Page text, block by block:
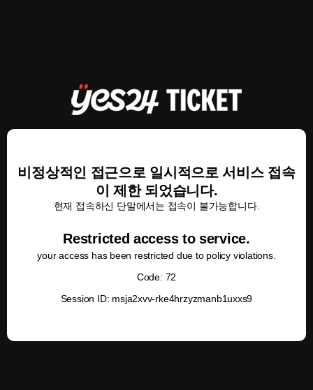
비정상적인 접근으로 일시적으로 서비스 접속
이 제한 되었습니다.
현재 접속하신 단말에서는 접속이 불가능합니다.
Restricted access to service.
your access has been restricted due to policy violations.
Code: 72
Session ID: msja2xvv-rke4hrzyzmanb1uxxs9